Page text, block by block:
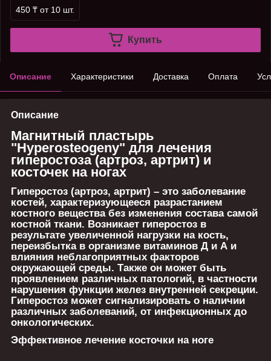
450 ₸ от 10 шт.
Купить
Описание Характеристики Доставка Оплата
Описание
Магнитный пластырь
"Hyperosteogeny" для лечения
гиперостоза (артроз, артрит) и
косточек на ногах
Гиперостоз (артроз, артрит) – это заболевание
костей, характеризующееся разрастанием
костного вещества без изменения состава самой
костной ткани. Возникает гиперостоз в
результате увеличенной нагрузки на кость,
переизбытка в организме витаминов Д и А и
влияния неблагоприятных факторов
окружающей среды. Также он может быть
проявлением различных патологий, в частности
нарушения функции желез внутренней секреции.
Гиперостоз может сигнализировать о наличии
различных заболеваний, от инфекционных до
онкологических.
Эффективное лечение косточки на ноге